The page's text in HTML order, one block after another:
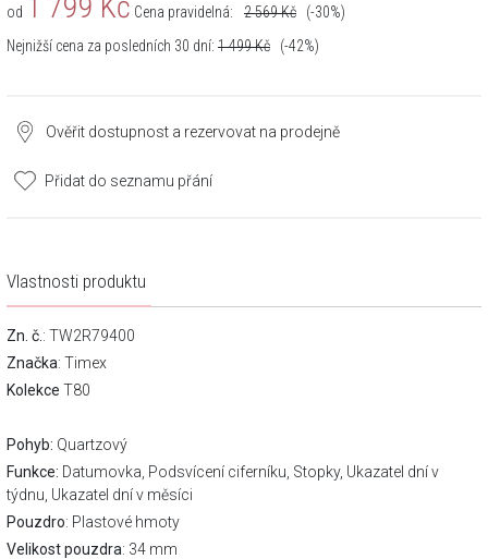
Vlastnosti produktu
Zn. č. : TW2R79400
Značka: Timex
Kolekce T80
Pohyb: Quartzový
Funkce: Datumovka, Podsvícení ciferníku, Stopky, Ukazatel dní v
týdnu, Ukazatel dní v měsíci
Pouzdro: Plastové hmoty
Velikost pouzdra: 34 mm
od Cena pravidelná: 2 569Kč
(-30%)
Nejnižší cena za posledních 30 dní: 1 499Kč (-42%)
Ověřit dostupnost a rezervovat na prodejně
Přidat do seznamu přání